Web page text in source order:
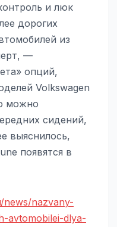
и люк
дорогих
из
—
опций,
Volkswagen
можно
сидений,
выяснилось,
появятся в
news/nazvany-
avtomobilei-dlya-